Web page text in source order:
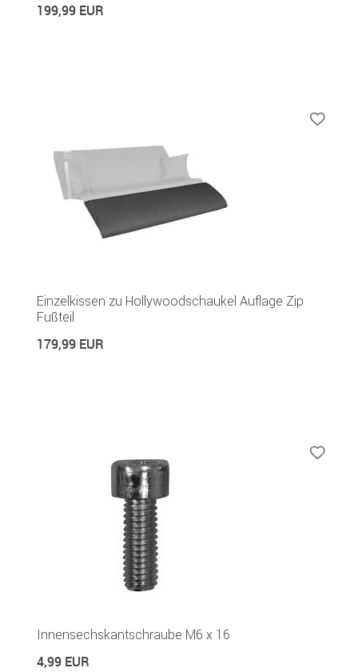
199,99 EUR
Einzelkissen zu Hollywoodschaukel Auflage Zip
Fußteil
179,99 EUR
Innensechskantschraube M6 x 16
4,99 EUR